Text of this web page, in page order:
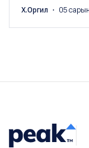
Х.Оргил ・ 05